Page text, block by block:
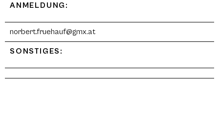
ANMELDUNG:
norbert.fruehauf@gmx.at
SONSTIGES: